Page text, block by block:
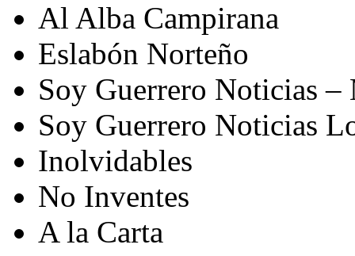
Al Alba Campirana
Eslabón Norteño
Soy Guerrero Noticias
Soy Guerrero Noticias
Inolvidables
No Inventes
A la Carta